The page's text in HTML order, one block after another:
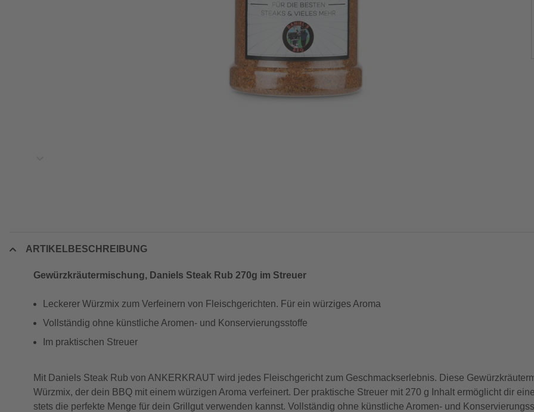
ARTIKELBESCHREIBUNG
Gewürzkräutermischung, Daniels Steak Rub 270g im Streuer
Leckerer Würzmix zum Verfeinern von Fleischgerichten. Für ein würziges Aroma
Vollständig ohne künstliche Aromen- und Konservierungsstoffe
Im praktischen Streuer
Mit Daniels Steak Rub von ANKERKRAUT wird jedes Fleischgericht zum Geschmackserlebnis. Diese
Würzmix, der dein BBQ mit einem würzigen Aroma verfeinert. Der praktische Streuer mit 270 g Inhalt ermöglicht dir
stets die perfekte Menge für dein Grillgut verwenden kannst. Vollständig ohne künstliche Aromen- und